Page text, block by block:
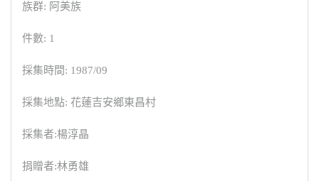
族群: 阿美族
件數: 1
採集時間: 1987/09
採集地點: 花蓮吉安鄉東昌村
採集者:楊淳晶
捐贈者:林勇雄